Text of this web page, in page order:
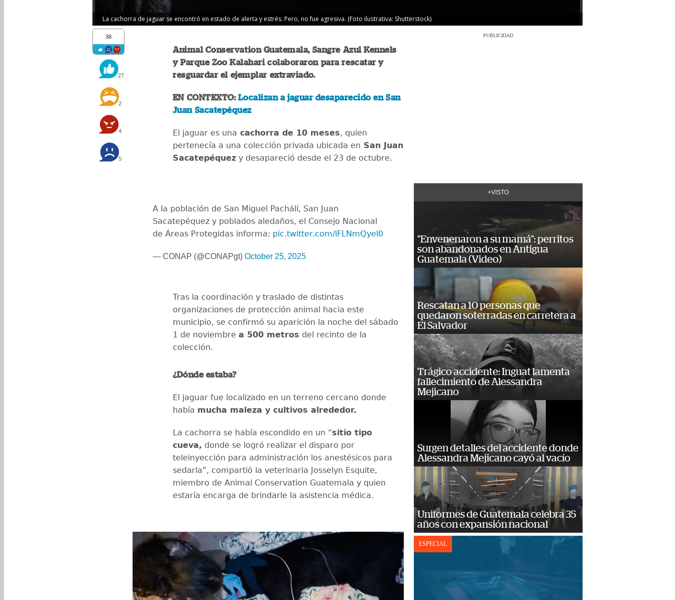
La cachorra de jaguar se encontró en estado de alerta y estrés. Pero, no fue agresiva. (Foto ilustrativa: Shutterstock)
38
27
2
4
5
Animal Conservation Guatemala, Sangre Azul Kennels
y Parque Zoo Kalahari colaboraron para rescatar y
resguardar el ejemplar extraviado.
EN CONTEXTO: Localizan a jaguar desaparecido en San
Juan Sacatepéquez
El jaguar es una cachorra de 10 meses, quien
pertenecía a una colección privada ubicada en San Juan
Sacatepéquez y desapareció desde el 23 de octubre.
A la población de San Miguel Pachálí, San Juan
Sacatepéquez y poblados aledaños, el Consejo Nacional
de Áreas Protegidas informa: pic.twitter.com/iFLNmQyel0
— CONAP (@CONAPgt) October 25, 2025
Tras la coordinación y traslado de distintas
organizaciones de protección animal hacia este
municipio, se confirmó su aparición la noche del sábado
1 de noviembre a 500 metros del recinto de la
colección.
¿Dónde estaba?
El jaguar fue localizado en un terreno cercano donde
había mucha maleza y cultivos alrededor.
La cachorra se había escondido en un “sitio tipo
cueva, donde se logró realizar el disparo por
teleinyección para administración los anestésicos para
sedarla”, compartió la veterinaria Josselyn Esquite,
miembro de Animal Conservation Guatemala y quien
estaría encarga de brindarle la asistencia médica.
PUBLICIDAD
+VISTO
"Envenenaron a su mamá": perritos
son abandonados en Antigua
Guatemala (Video)
Rescatan a 10 personas que
quedaron soterradas en carretera a
El Salvador
Trágico accidente: Inguat lamenta
fallecimiento de Alessandra
Mejicano
Surgen detalles del accidente donde
Alessandra Mejicano cayó al vacío
Uniformes de Guatemala celebra 35
años con expansión nacional
ESPECIAL